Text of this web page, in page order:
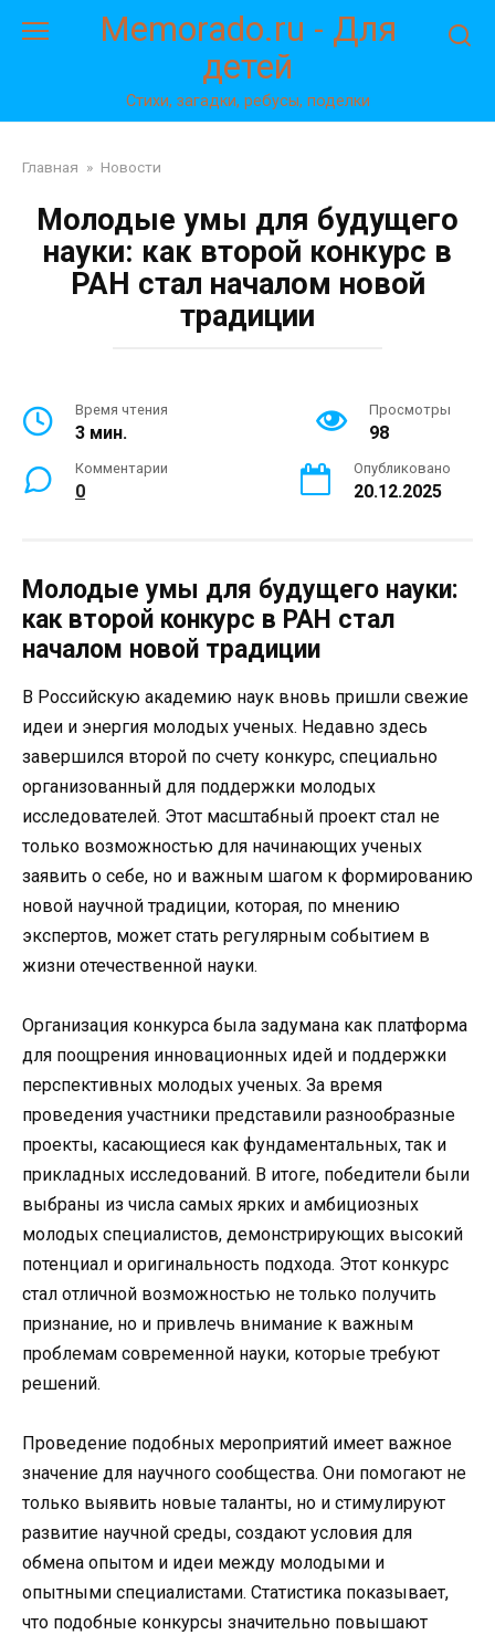
Memorado.ru - Для
детей
Стихи, загадки, ребусы, поделки
Главная » Новости
Молодые умы для будущего
науки: как второй конкурс в
РАН стал началом новой
традиции
Время чтения
3 мин.
Просмотры
98
Комментарии
0
Опубликовано
20.12.2025
Молодые умы для будущего науки:
как второй конкурс в РАН стал
началом новой традиции
В Российскую академию наук вновь пришли свежие
идеи и энергия молодых ученых. Недавно здесь
завершился второй по счету конкурс, специально
организованный для поддержки молодых
исследователей. Этот масштабный проект стал не
только возможностью для начинающих ученых
заявить о себе, но и важным шагом к формированию
новой научной традиции, которая, по мнению
экспертов, может стать регулярным событием в
жизни отечественной науки.
Организация конкурса была задумана как платформа
для поощрения инновационных идей и поддержки
перспективных молодых ученых. За время
проведения участники представили разнообразные
проекты, касающиеся как фундаментальных, так и
прикладных исследований. В итоге, победители были
выбраны из числа самых ярких и амбициозных
молодых специалистов, демонстрирующих высокий
потенциал и оригинальность подхода. Этот конкурс
стал отличной возможностью не только получить
признание, но и привлечь внимание к важным
проблемам современной науки, которые требуют
решений.
Проведение подобных мероприятий имеет важное
значение для научного сообщества. Они помогают не
только выявить новые таланты, но и стимулируют
развитие научной среды, создают условия для
обмена опытом и идеи между молодыми и
опытными специалистами. Статистика показывает,
что подобные конкурсы значительно повышают